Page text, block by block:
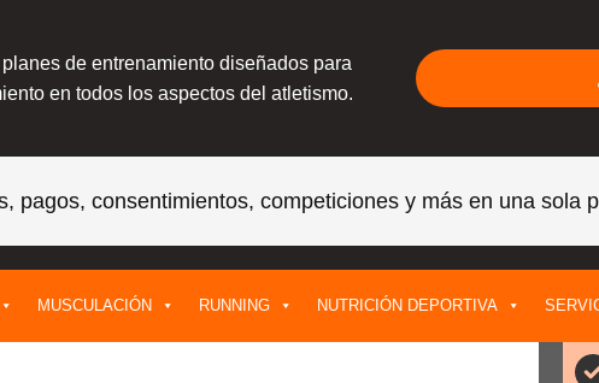
de entrenamiento diseñados para
en todos los aspectos del atletismo.
pagos, consentimientos, competiciones y más en una sola
MUSCULACIÓN RUNNING NUTRICIÓN DEPORTIVA